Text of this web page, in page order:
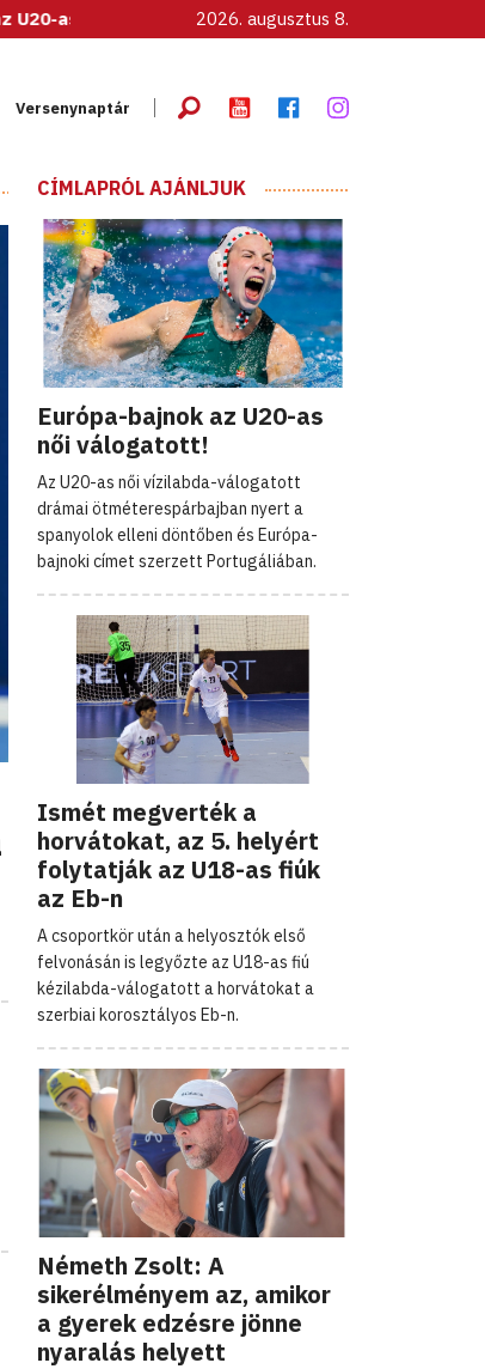
válogatott! 2026. augusztus 8.
Versenynaptár
CÍMLAPRÓL AJÁNLJUK
Európa-bajnok az U20-as
női válogatott!
Az U20-as női vízilabda-válogatott
drámai ötméterespárbajban nyert a
spanyolok elleni döntőben és Európa-
bajnoki címet szerzett Portugáliában.
Ismét megverték a
horvátokat, az 5. helyért
folytatják az U18-as fiúk
az Eb-n
A csoportkör után a helyosztók első
felvonásán is legyőzte az U18-as fiú
kézilabda-válogatott a horvátokat a
szerbiai korosztályos Eb-n.
Németh Zsolt: A
sikerélményem az, amikor
a gyerek edzésre jönne
nyaralás helyett